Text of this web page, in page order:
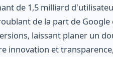
de 1,5 milliard
de la part de
laissant planer un
innovation et